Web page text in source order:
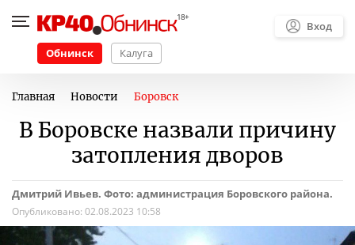
Обнинск Калуга
Вход
Главная Новости Боровск
В Боровске назвали причину
затопления дворов
Дмитрий Ивьев. Фото: администрация Боровского района.
Опубликовано: 02.08.2023 10:58